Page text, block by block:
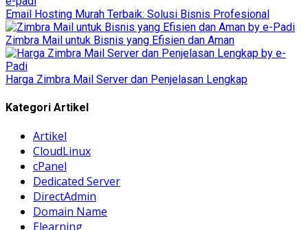
Email Hosting Murah Terbaik: Solusi Bisnis Profesional
Zimbra Mail untuk Bisnis yang Efisien dan Aman
Harga Zimbra Mail Server dan Penjelasan Lengkap
Kategori Artikel
Artikel
CloudLinux
cPanel
Dedicated Server
DirectAdmin
Domain Name
Elearning